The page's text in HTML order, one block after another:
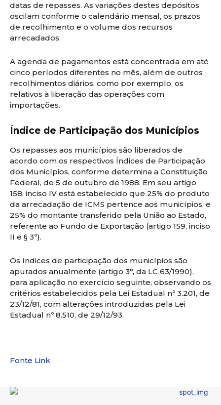
datas de repasses. As variações destes depósitos
oscilam conforme o calendário mensal, os prazos
de recolhimento e o volume dos recursos
arrecadados.
A agenda de pagamentos está concentrada em até
cinco períodos diferentes no mês, além de outros
recolhimentos diários, como por exemplo, os
relativos à liberação das operações com
importações.
Índice de Participação dos Municípios
Os repasses aos municípios são liberados de
acordo com os respectivos Índices de Participação
dos Municípios, conforme determina a Constituição
Federal, de 5 de outubro de 1988. Em seu artigo
158, inciso IV está estabelecido que 25% do produto
da arrecadação de ICMS pertence aos municípios, e
25% do montante transferido pela União ao Estado,
referente ao Fundo de Exportação (artigo 159, inciso
II e § 3º).
​Os índices de participação dos municípios são
apurados anualmente (artigo 3°, da LC 63/1990),
para aplicação no exercício seguinte, observando os
critérios estabelecidos pela Lei Estadual nº 3.201, de
23/12/81, com alterações introduzidas pela Lei
Estadual nº 8.510, de 29/12/93. ​​
Fonte Link